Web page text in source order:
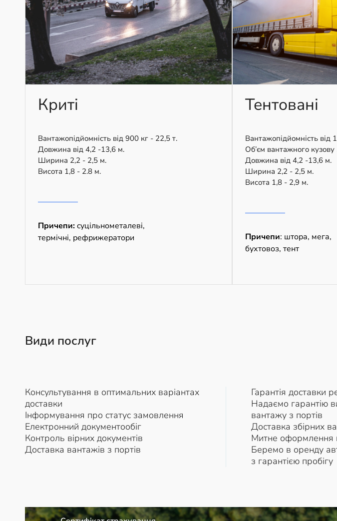
Криті
Вантажопідйомність від 900 кг - 22,5 т.
Довжина від 4,2 -13,6 м.
Ширина 2,2 - 2,5 м.
Висота 1,8 - 2.8 м.
Причепи:cуцільнометалеві,
термічні, рефрижератори
Тентовані
Вантажопідйомність від
Об’єм вантажного
Довжина від 4,2 -13,6 м.
Ширина 2,2 - 2,5 м.
Висота 1,8 - 2,9 м.
Причепи: штора, мега,
бухтовоз, тент
Види послуг
Консультування в оптимальних варіантах
доставки
Інформування про статус замовлення
Електронний документообіг
Контроль вірних документів
Доставка вантажів з портів
Гарантія доставки
Надаємо гарантію
вантажу з портів
Доставка збірних
Митне оформлення
Беремо в оренду
з гарантією пробігу